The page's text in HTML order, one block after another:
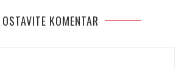
OSTAVITE KOMENTAR